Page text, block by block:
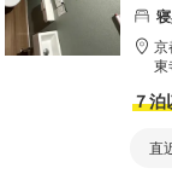
京
東
７泊
直